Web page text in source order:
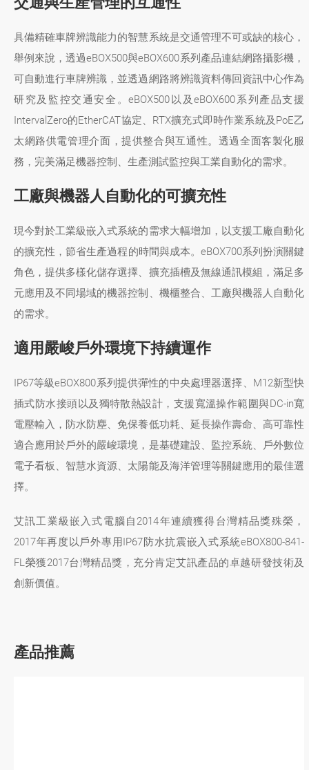
具備精確車牌辨識能力的智慧系統是交通管理不可或缺的核心，
舉例來說，透過eBOX500與eBOX600系列產品連結網路攝影機，
可自動進行車牌辨識，並透過網路將辨識資料傳回資訊中心作為
研究及監控交通安全。eBOX500以及eBOX600系列產品支援
IntervalZero的EtherCAT協定、RTX擴充式即時作業系統及PoE乙
太網路供電管理介面，提供整合與互通性。透過全面客製化服
務，完美滿足機器控制、生產測試監控與工業自動化的需求。
工廠與機器人自動化的可擴充性
現今對於工業級嵌入式系統的需求大幅增加，以支援工廠自動化
的擴充性，節省生產過程的時間與成本。eBOX700系列扮演關鍵
角色，提供多樣化儲存選擇、擴充插槽及無線通訊模組，滿足多
元應用及不同場域的機器控制、機櫃整合、工廠與機器人自動化
的需求。
適用嚴峻戶外環境下持續運作
IP67等級eBOX800系列提供彈性的中央處理器選擇、M12新型快
插式防水接頭以及獨特散熱設計，支援寬溫操作範圍與DC-in寬
電壓輸入，防水防塵、免保養低功耗、延長操作壽命、高可靠性
適合應用於戶外的嚴峻環境，是基礎建設、監控系統、戶外數位
電子看板、智慧水資源、太陽能及海洋管理等關鍵應用的最佳選
擇。
艾訊工業級嵌入式電腦自2014年連續獲得台灣精品獎殊榮，
2017年再度以戶外專用IP67防水抗震嵌入式系統eBOX800-841-
FL榮獲2017台灣精品獎，充分肯定艾訊產品的卓越研發技術及
創新價值。
產品推薦